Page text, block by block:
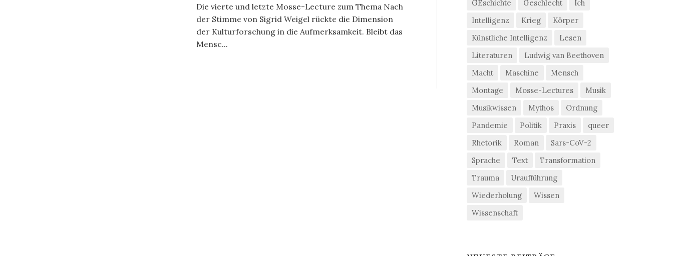
Die vierte und letzte Mosse-Lecture zum Thema Nach
der Stimme von Sigrid Weigel rückte die Dimension
der Kulturforschung in die Aufmerksamkeit. Bleibt das
Mensc...
GEschichte
Geschlecht
Ich
Intelligenz
Krieg
Körper
Künstliche Intelligenz
Lesen
Literaturen
Ludwig van Beethoven
Macht
Maschine
Mensch
Montage
Mosse-Lectures
Musik
Musikwissen
Mythos
Ordnung
Pandemie
Politik Praxis
queer
Rhetorik
Roman
Sars-CoV-2
Sprache
Text
Transformation
Trauma
Uraufführung
Wiederholung
Wissen
Wissenschaft